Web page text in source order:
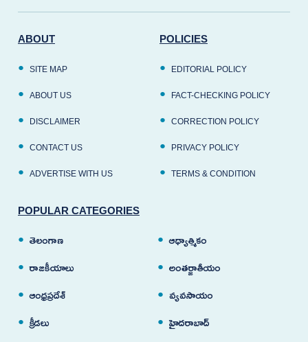
ABOUT
SITE MAP
ABOUT US
DISCLAIMER
CONTACT US
ADVERTISE WITH US
POLICIES
EDITORIAL POLICY
FACT-CHECKING POLICY
CORRECTION POLICY
PRIVACY POLICY
TERMS & CONDITION
POPULAR CATEGORIES
తెలంగాణ ఆధ్యాత్మికం
రాజకీయాలు అంతర్జాతీయం
ఆంధ్రప్రదేశ్ వ్యవసాయం
క్రీడలు హైదరాబాద్